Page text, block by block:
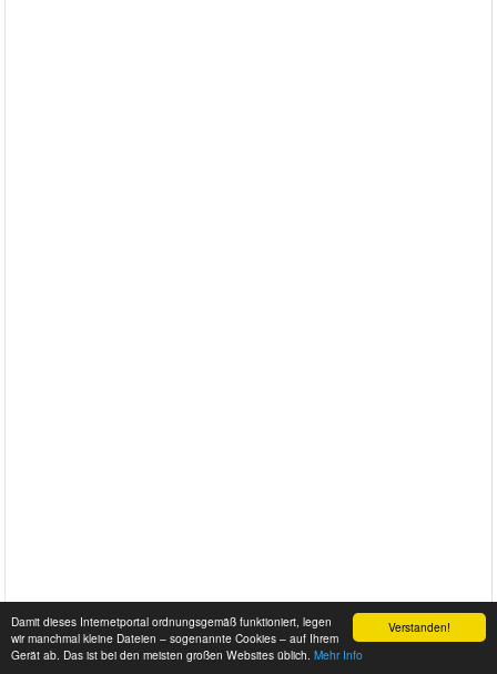
Verstanden!
Damit dieses Internetportal ordnungsgemäß funktioniert, legen
wir manchmal kleine Dateien – sogenannte Cookies – auf Ihrem
Gerät ab. Das ist bei den meisten großen Websites üblich. Mehr Info